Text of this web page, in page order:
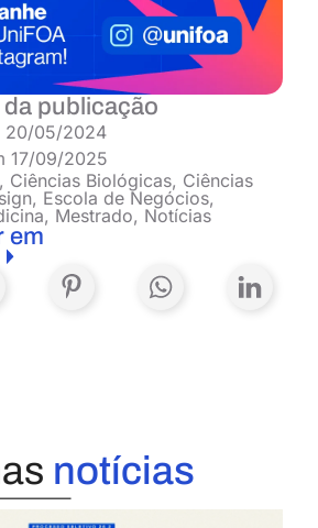
publicação
20/05/2024
17/09/2025
, Ciências Biológicas, Ciências
, Escola de Negócios,
, Mestrado, Notícias
em
notícias